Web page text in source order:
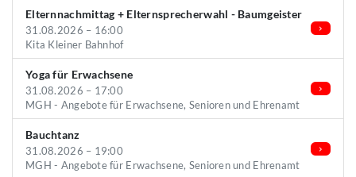
Elternnachmittag + Elternsprecherwahl - Baumgeister
31.08.2026 – 16:00
Kita Kleiner Bahnhof
Yoga für Erwachsene
31.08.2026 – 17:00
MGH - Angebote für Erwachsene, Senioren und Ehrenamt
Bauchtanz
31.08.2026 – 19:00
MGH - Angebote für Erwachsene, Senioren und Ehrenamt